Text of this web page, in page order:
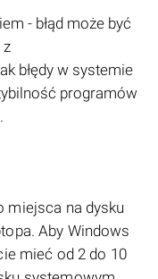
- błąd może być
z
błędy w systemie
programów
miejsca na dysku
Aby Windows
mieć od 2 do 10